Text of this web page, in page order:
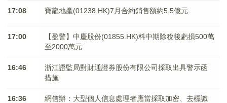
17:08 寶龍地產(01238.HK)7月合約銷售額約5.5億元
17:00
【盈警】中慶股份(01855.HK)料中期除稅後虧損500萬
至2000萬元
16:46
浙江證監局對財通證券股份有限公司採取出具警示函
措施
16:36
網信辦：大型個人信息處理者應當採取加密、去標識